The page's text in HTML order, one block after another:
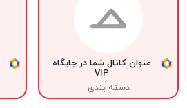
عنوان کانال شما در جایگاه
VIP
دسته بندی